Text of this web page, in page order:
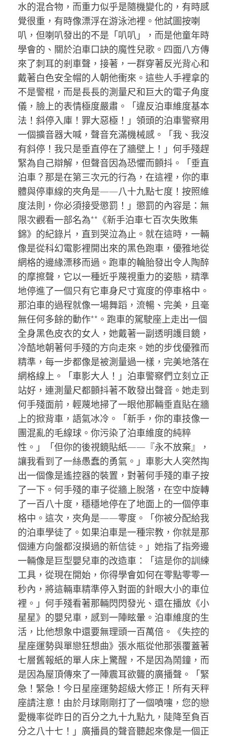
水的混合物，而重力似乎是隨機變化的，有時感
覺很重，有時像漂浮在游泳池裡。他試圖按喇
叭，但喇叭發出的不是「叭叭」，而是他童年時
學會的、關於泊車口訣的魔性兒歌。四面八方傳
來了刺耳的剎車聲，接著，一群穿著反光背心和
戴著白色安全帽的人朝他衝來。這些人手裡拿的
不是警棍，而是長長的測量尺和巨大的電子角度
儀，臉上的表情極度嚴肅。「違反泊車維度基本
法！斜停入庫！罪大惡極！」領頭的泊車警察用
一個擴音器大喊，聲音充滿機械感。「我、我沒
有斜停！我只是垂直停在了牆壁上！」何手殘趕
緊為自己辯解，但聲音因為恐懼而顫抖。「垂直
泊車？那是在第三次元的行為，在這裡，你的車
體與停車線的夾角是——八十九點七度！按照維
度法則，你必須接受懲罰！」懲罰的內容是：無
限次觀看一部名為**《新手泊車七百次失敗集
錦》的紀錄片，直到哭泣為止。就在這時，一輛
像是從科幻電影裡開出來的黑色跑車，優雅地從
網格的邊緣漂移而過。跑車的輪胎發出令人陶醉
的摩擦聲，它以一種近乎蔑視重力的姿態，精準
地停進了一個只有它車身尺寸寬度的停車格中。
那泊車的過程就像一場舞蹈，流暢、完美，且毫
無任何多餘的動作**。跑車的駕駛座上走出一個
全身黑色皮衣的女人，她戴著一副透明護目鏡，
冷酷地朝著何手殘的方向走來。她的步伐優雅而
精準，每一步都像是被測量過一樣，完美地落在
網格線上。「車影大人！」泊車警察們立刻立正
站好，連測量尺都顫抖著不敢發出聲音。她走到
何手殘面前，輕蔑地掃了一眼他那輛垂直貼在牆
上的掀背車，語氣冰冷。「新手，你的車技像一
團混亂的毛線球。你污染了泊車維度的純粹
性。」「但你的後視鏡貼紙——『永不放棄』，
讓我看到了一絲愚蠢的勇氣。」車影大人突然掏
出一個像是遙控器的裝置，對著何手殘的車子按
了一下。何手殘的車子從牆上脫落，在空中旋轉
了一百八十度，穩穩地停在了地面上的一個停車
格中。這次，夾角是——零度。「你被分配給我
的泊車學徒了。如果泊車是一種宗教，你就是那
個連方向盤都沒摸過的新信徒。」她指了指旁邊
一輛像是巨型嬰兒車的改造車：「這是你的訓練
工具，從現在開始，你得學會如何在零點零零一
秒內，將這輛車精準停入對面的針眼大小的車位
裡。」何手殘看著那輛閃閃發光、還在播放《小
星星》的嬰兒車，感到一陣眩暈。泊車維度的生
活，比他想象中還要無理頭一百萬倍。《失控的
星座運勢與單戀狂想曲》張水瓶從他那張覆蓋著
七層舊報紙的單人床上驚醒，不是因為鬧鐘，而
是因為屋頂傳來了一陣震耳欲聾的廣播聲。「緊
急！緊急！今日星座運勢超級大修正！所有天秤
座請注意！由於月球剛剛打了一個噴嚏，您的戀
愛機率從昨日的百分之九十九點九，陡降至負百
分之八十七！」廣播員的聲音聽起來像是一個正